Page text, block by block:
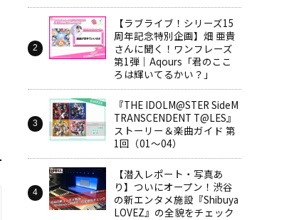
【ラブライブ！シリーズ15
周年記念特別企画】畑 亜貴
さんに聞く！ワンフレーズ
第1弾｜Aqours「君のここ
ろは輝いてるかい？」
『THE IDOLM@STER SideM
TRANSCENDENT T@LES』
ストーリー＆楽曲ガイド 第
1回（01～04）
【潜入レポート・写真あ
り】ついにオープン！渋谷
の新エンタメ施設『Shibuya
LOVEZ』の全貌をチェック